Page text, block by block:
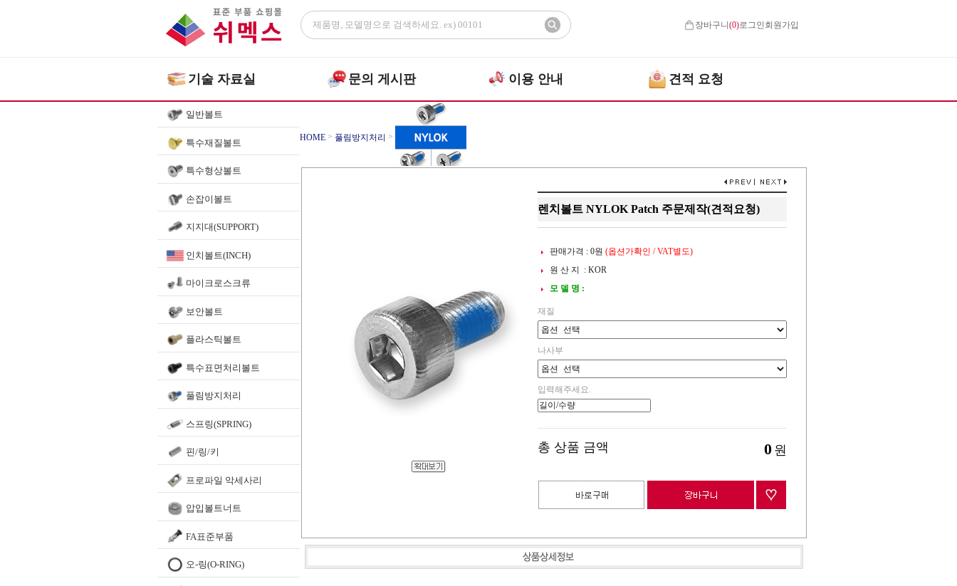
장바구니(0)로그인 회원가입
기술 자료실 문의 게시판 이용 안내 견적 요청
일반볼트
특수재질볼트
특수형상볼트
손잡이볼트
지지대(SUPPORT)
인치볼트(INCH)
마이크로스크류
보안볼트
플라스틱볼트
특수표면처리볼트
풀림방지처리
스프링(SPRING)
핀/링/키
프로파일 악세사리
압입볼트너트
FA표준부품
오-링(O-RING)
HOME > 풀림방지처리 >
렌치볼트 NYLOK Patch 주문제작(견적요청)
판매가격 : 0원 (옵션가확인 / VAT별도)
원 산 지 : KOR
모 델 명 :
재질
나사부
입력해주세요.
총 상품 금액 0 원